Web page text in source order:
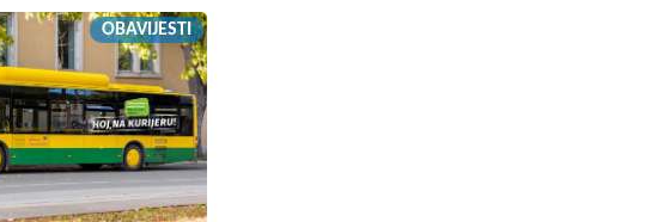
OBAVIJESTI